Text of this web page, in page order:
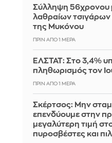
Σύλληψη 56χρονου
λαθραίων
της Μυκόνου
ΠΡΙΝ ΑΠΌ 1 ΜΈΡΑ
ΕΛΣΤΑΤ: Στο 3,4%
πληθωρισμός τον
ΠΡΙΝ ΑΠΌ 1 ΜΈΡΑ
Σκέρτσος: Μην
επενδύουμε στην
μεγαλύτερη τιμή
πυροσβέστες και